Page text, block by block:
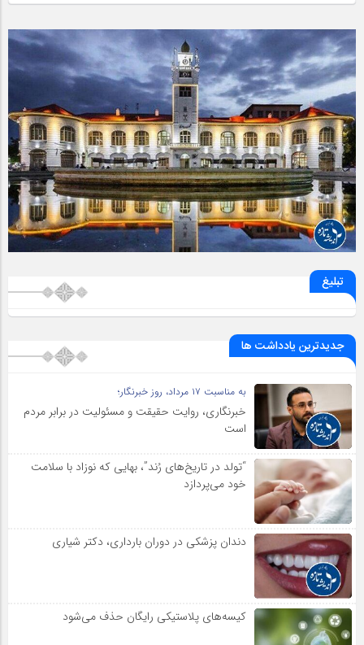
تبلیغ
جدیدترین یادداشت ها
به مناسبت ۱۷ مرداد، روز خبرنگار؛
خبرنگاری، روایت حقیقت و مسئولیت‌ در برابر مردم
است
“تولد در تاریخ‌های رُند”، بهایی که نوزاد با سلامت
خود می‌پردازد
دندان پزشکی در دوران بارداری، دکتر شیاری
کیسه‌های پلاستیکی رایگان حذف می‌شود